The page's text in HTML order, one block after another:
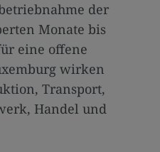
der
Monate bis
eine offene
wirken
Transport,
Handel und